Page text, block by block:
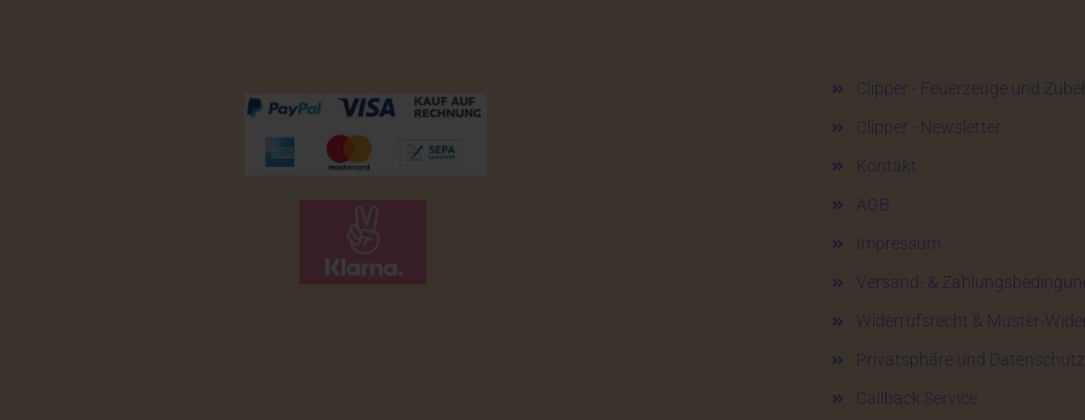
Clipper - Feuerzeuge und
Clipper - Newsletter
Kontakt
AGB
Impressum
Versand- &
Widerrufsrecht & Muster-
Privatsphäre und Datenschutz
Callback Service